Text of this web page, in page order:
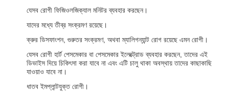
যেসব রোগী ফিজিওলজিক্যাল মনিটর ব্যবহার করছেন।
যাদের মধ্যে তীব্র সংক্রমণ রয়েছে।
ক্রুর ডিসফাংশন, গুরুতর সংক্রমণ, অথবা ম্যালিগন্যান্ট রোগ রয়েছে এমন রোগী।
যেসব রোগী হার্ট পেসমেকার বা পেসমেকার ইলেক্ট্রোড ব্যবহার করছেন, তাদের এই
ডিভাইস দিয়ে চিকিৎসা করা যাবে না এবং এটি চালু থাকা অবস্থায় তাদের কাছাকাছি
যাওয়াও যাবে না।
ধাতব ইমপ্লান্টযুক্ত রোগী।